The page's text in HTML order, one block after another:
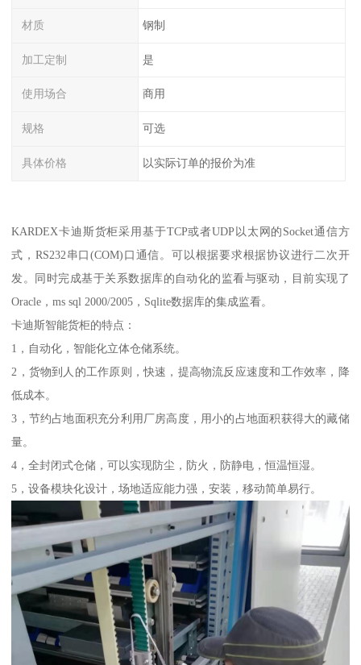
材质 钢制
加工定制 是
使用场合 商用
规格 可选
具体价格 以实际订单的报价为准
KARDEX卡迪斯货柜采用基于TCP或者UDP以太网的Socket通信方
式，RS232串口(COM)口通信。可以根据要求根据协议进行二次开
发。同时完成基于关系数据库的自动化的监看与驱动，目前实现了
Oracle，ms sql 2000/2005，Sqlite数据库的集成监看。
卡迪斯智能货柜的特点：
1，自动化，智能化立体仓储系统。
2，货物到人的工作原则，快速，提高物流反应速度和工作效率，降
低成本。
3，节约占地面积充分利用厂房高度，用小的占地面积获得大的藏储
量。
4，全封闭式仓储，可以实现防尘，防火，防静电，恒温恒湿。
5，设备模块化设计，场地适应能力强，安装，移动简单易行。